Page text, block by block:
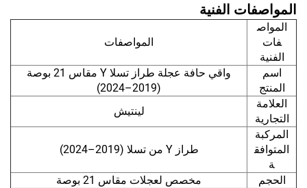
المواصفات الفنية
المواص
فات
الفنية
المواصفات
اسم
المنتج
واقي حافة عجلة طراز تسلا Y مقاس 21 بوصة
(2019–2024)
العلامة
التجارية
لينتيش
المركبة
المتوافق
ة
طراز Y من تسلا (2019–2024)
الحجم مخصص لعجلات مقاس 21 بوصة